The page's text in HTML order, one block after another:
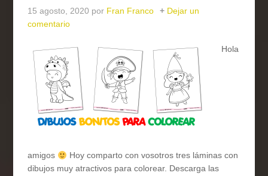
15 agosto, 2020 por Fran Franco
Dejar un
comentario
Hola
amigos
Hoy comparto con vosotros tres láminas con
dibujos muy atractivos para colorear. Descarga las